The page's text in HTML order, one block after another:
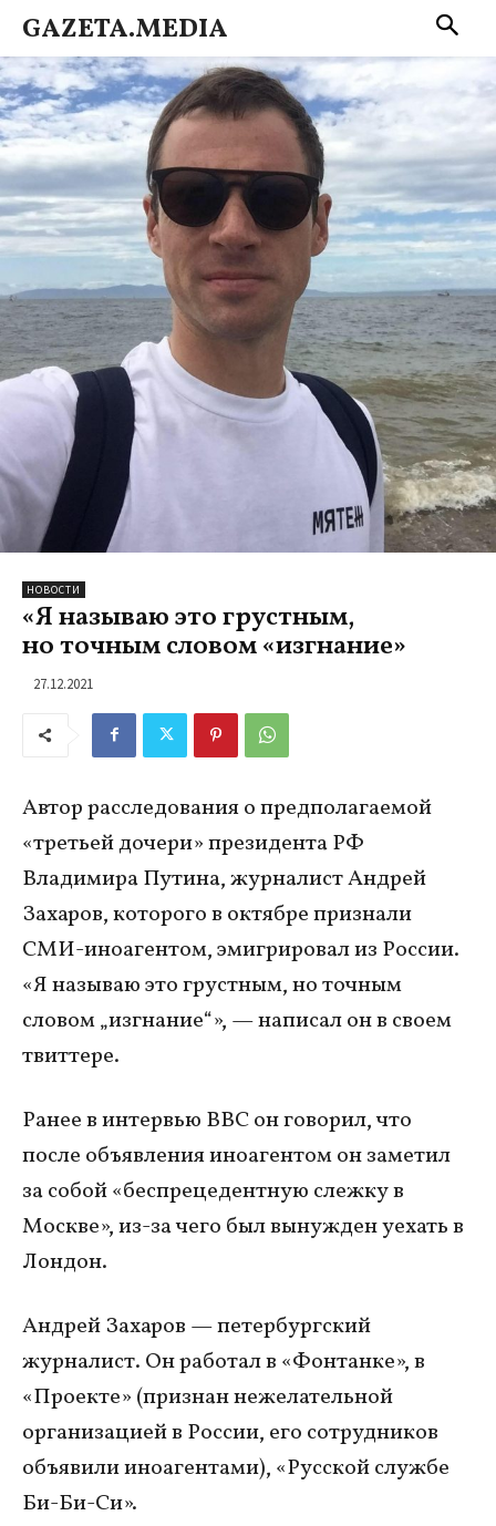
GAZETA.MEDIA
НОВОСТИ
«Я называю это грустным,
но точным словом «изгнание»
27.12.2021
Автор расследования о предполагаемой
«третьей дочери» президента РФ
Владимира Путина, журналист Андрей
Захаров, которого в октябре признали
СМИ-иноагентом, эмигрировал из России.
«Я называю это грустным, но точным
словом „изгнание“», — написал он в своем
твиттере.
Ранее в интервью ВВС он говорил, что
после объявления иноагентом он заметил
за собой «беспрецедентную слежку в
Москве», из-за чего был вынужден уехать в
Лондон.
Андрей Захаров — петербургский
журналист. Он работал в «Фонтанке», в
«Проекте» (признан нежелательной
организацией в России, его сотрудников
объявили иноагентами), «Русской службе
Би-Би-Си».